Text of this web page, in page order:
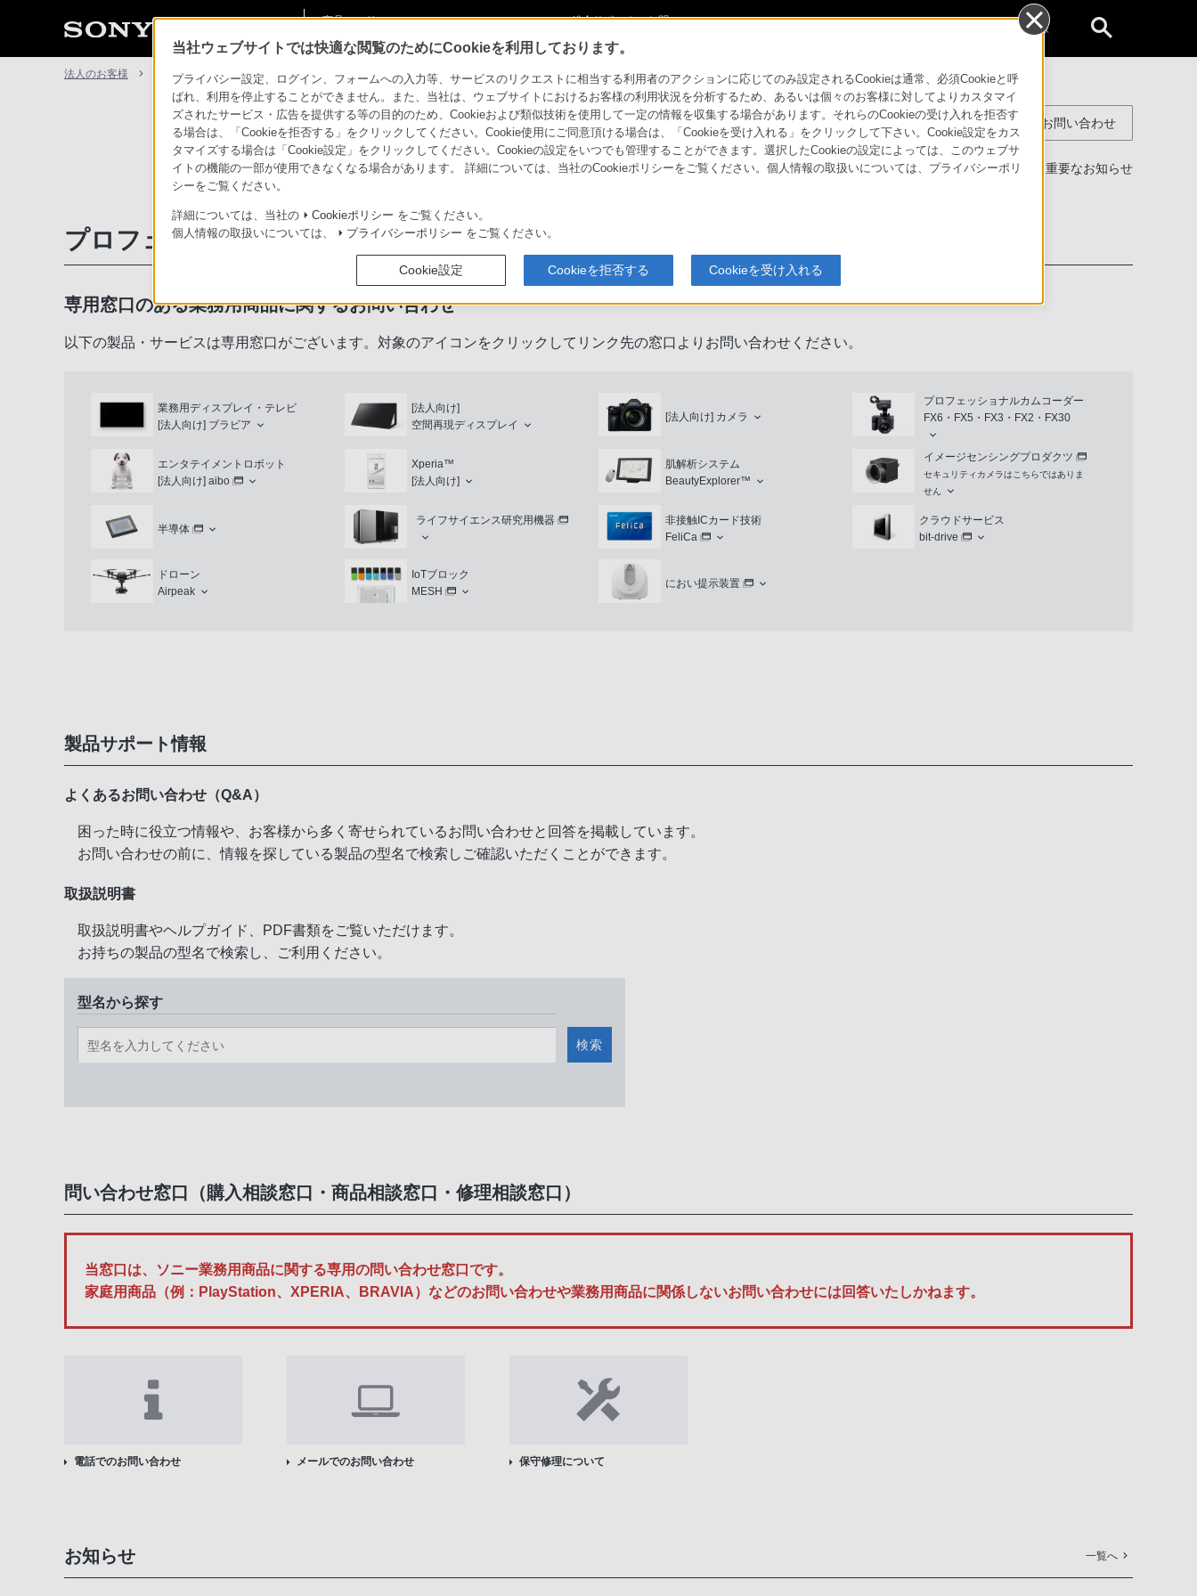
商品・ソリューショ
ン情報
総合サポート・お問
個人のお客様
法人のお客様 サポート・お問い合わせ
コンスーマー製品に関するお問い合わせ
製品に関する重要なお知らせ
プロフェッショナル／業務用製品に関するサポート・お問い合わせ
専用窓口のある業務用商品に関するお問い合わせ
以下の製品・サービスは専用窓口がございます。対象のアイコンをクリックしてリンク先の窓口よりお問い合わせください。
業務用ディスプレイ・テレビ
[法人向け] ブラビア
[法人向け]
空間再現ディスプレイ
[法人向け] カメラ
プロフェッショナルカムコーダー
FX6・FX5・FX3・FX2・FX30
エンタテイメントロボット
[法人向け] aibo
Xperia™
[法人向け]
肌解析システム
BeautyExplorer™
イメージセンシングプロダクツ
セキュリティカメラはこちらではありま
せん
半導体
ライフサイエンス研究用機器
非接触ICカード技術
FeliCa
クラウドサービス
bit-drive
ドローン
Airpeak
IoTブロック
MESH
におい提示装置
製品サポート情報
よくあるお問い合わせ（Q&A）
困った時に役立つ情報や、お客様から多く寄せられているお問い合わせと回答を掲載しています。
お問い合わせの前に、情報を探している製品の型名で検索しご確認いただくことができます。
取扱説明書
取扱説明書やヘルプガイド、PDF書類をご覧いただけます。
お持ちの製品の型名で検索し、ご利用ください。
型名から探す
検索
問い合わせ窓口（購入相談窓口・商品相談窓口・修理相談窓口）
当窓口は、ソニー業務用商品に関する専用の問い合わせ窓口です。
家庭用商品（例：PlayStation、XPERIA、BRAVIA）などのお問い合わせや業務用商品に関係しないお問い合わせには回答いたしかねます。
電話でのお問い合わせ メールでのお問い合わせ 保守修理について
お知らせ 一覧へ
当社ウェブサイトでは快適な閲覧のためにCookieを利用しております。
プライバシー設定、ログイン、フォームへの入力等、サービスのリクエストに相当する利用者のアクションに応じてのみ設定されるCookieは通常、必須Cookieと呼
ばれ、利用を停止することができません。また、当社は、ウェブサイトにおけるお客様の利用状況を分析するため、あるいは個々のお客様に対してよりカスタマイ
ズされたサービス・広告を提供する等の目的のため、Cookieおよび類似技術を使用して一定の情報を収集する場合があります。それらのCookieの受け入れを拒否す
る場合は、「Cookieを拒否する」をクリックしてください。Cookie使用にご同意頂ける場合は、「Cookieを受け入れる」をクリックして下さい。Cookie設定をカス
タマイズする場合は「Cookie設定」をクリックしてください。Cookieの設定をいつでも管理することができます。選択したCookieの設定によっては、このウェブサ
イトの機能の一部が使用できなくなる場合があります。 詳細については、当社のCookieポリシーをご覧ください。個人情報の取扱いについては、プライバシーポリ
シーをご覧ください。
詳細については、当社の Cookieポリシー をご覧ください。
個人情報の取扱いについては、
プライバシーポリシー をご覧ください。
Cookie設定 Cookieを拒否する Cookieを受け入れる